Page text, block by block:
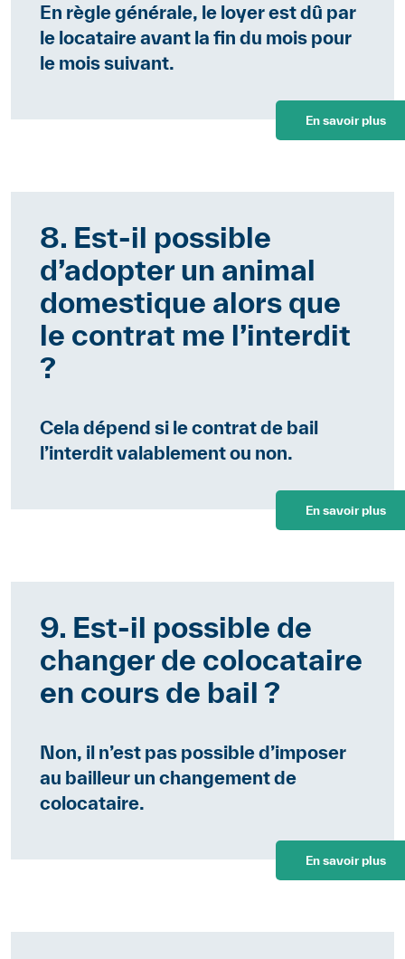
En règle générale, le loyer est dû par
le locataire avant la fin du mois pour
le mois suivant.
En savoir plus
8. Est-il possible
d’adopter un animal
domestique alors que
le contrat me l’interdit
?
Cela dépend si le contrat de bail
l’interdit valablement ou non.
En savoir plus
9. Est-il possible de
changer de colocataire
en cours de bail ?
Non, il n’est pas possible d’imposer
au bailleur un changement de
colocataire.
En savoir plus